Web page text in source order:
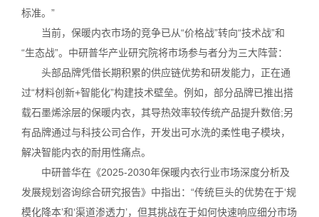
标准。”
当前，保暖内衣市场的竞争已从“价格战”转向“技术战”和
“生态战”。中研普华产业研究院将市场参与者分为三大阵营：
头部品牌凭借长期积累的供应链优势和研发能力，正在通
过“材料创新+智能化”构建技术壁垒。例如，部分品牌已推出搭
载石墨烯涂层的保暖内衣，其导热效率较传统产品提升数倍;另
有品牌通过与科技公司合作，开发出可水洗的柔性电子模块，
解决智能内衣的耐用性痛点。
中研普华在《2025-2030年保暖内衣行业市场深度分析及
发展规划咨询综合研究报告》中指出：“传统巨头的优势在于‘规
模化降本’和‘渠道渗透力’，但其挑战在于如何快速响应细分市场